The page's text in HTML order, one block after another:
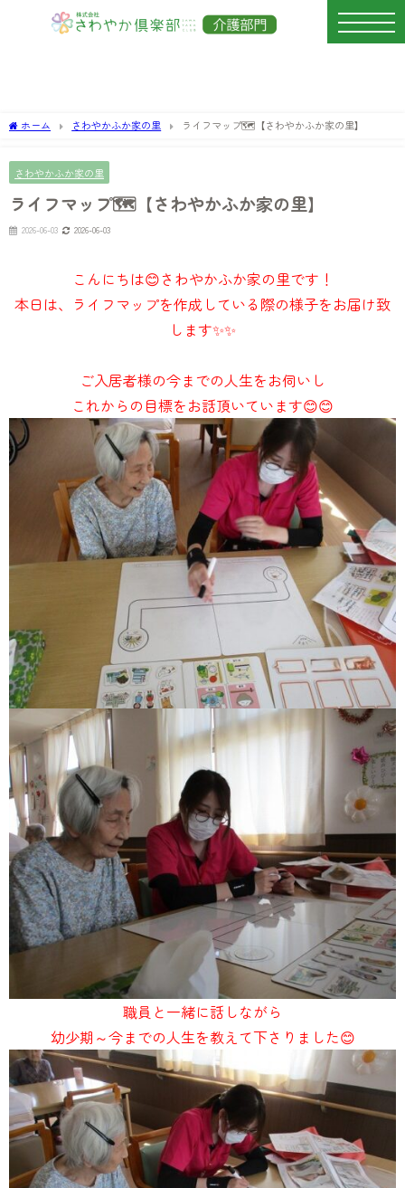
ホーム さわやかふか家の里 ライフマップ🗺【さわやかふか家の里】
さわやかふか家の里
ライフマップ🗺【さわやかふか家の里】
2026-06-03 2026-06-03
こんにちは😊さわやかふか家の里です！
本日は、ライフマップを作成している際の様子をお届け致
します✨✨
ご入居者様の今までの人生をお伺いし
これからの目標をお話頂いています😊😊
職員と一緒に話しながら
幼少期～今までの人生を教えて下さりました😊